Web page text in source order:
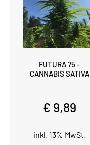
FUTURA 75 -
CANNABIS SATIVA
€ 9,89
inkl. 13% MwSt.